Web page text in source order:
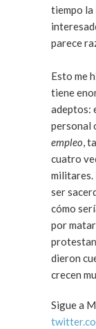
tiempo la
parece
Esto me
tiene
adeptos:
personal
empleo,
cuatro
militares.
ser
cómo
por
dieron
crecen
Sigue a